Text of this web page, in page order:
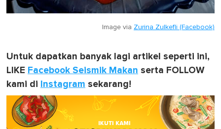
Image via Zurina Zulkefli (Facebook)
Untuk dapatkan banyak lagi artikel seperti ini,
LIKE Facebook Seismik Makan serta FOLLOW
kami di Instagram sekarang!